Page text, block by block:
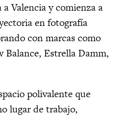
Valencia y comienza a
en fotografía
con marcas como
Balance, Estrella Damm,
polivalente que
lugar de trabajo,